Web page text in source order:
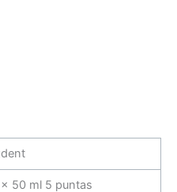
50 ml 5 puntas